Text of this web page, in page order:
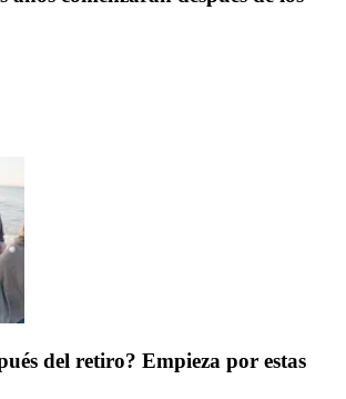
del retiro? Empieza por estas